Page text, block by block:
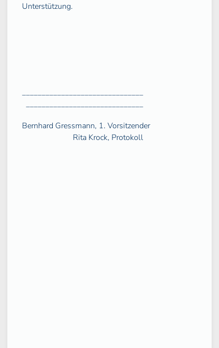
Unterstützung.
_______________________________
______________________________
Bernhard Gressmann, 1. Vorsitzender
Rita Krock, Protokoll